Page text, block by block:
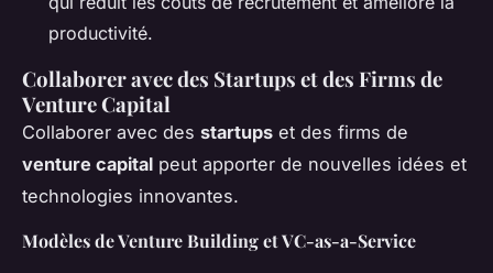
productivité.
Collaborer avec des Startups et des Firms de
Venture Capital
Collaborer avec des startups et des firms de
venture capital peut apporter de nouvelles idées et
technologies innovantes.
Modèles de Venture Building et VC-as-a-Service